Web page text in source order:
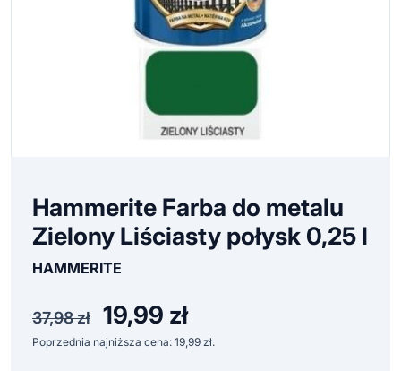
Hammerite Farba do metalu
Zielony Liściasty połysk 0,25 l
HAMMERITE
37,98zł
Pierwotna
cena
wynosiła:
19,99 złAktualna
Poprzednia najniższa cena: 19,99 zł.